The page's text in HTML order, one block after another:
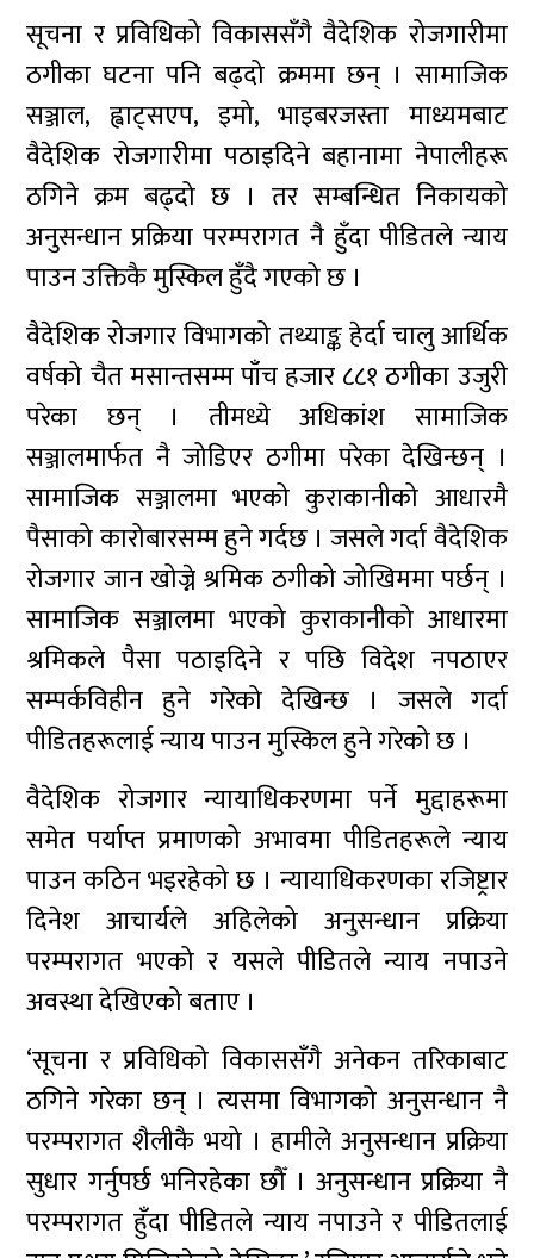
सूचना र प्रविधिको विकाससँगै वैदेशिक रोजगारीमा
ठगीका घटना पनि बढ्दो क्रममा छन् । सामाजिक
सञ्जाल, ह्वाट्सएप, इमो, भाइबरजस्ता माध्यमबाट
वैदेशिक रोजगारीमा पठाइदिने बहानामा नेपालीहरू
ठगिने क्रम बढ्दो छ । तर सम्बन्धित निकायको
अनुसन्धान प्रक्रिया परम्परागत नै हुँदा पीडितले न्याय
पाउन उक्तिकै मुस्किल हुँदै गएको छ ।
वैदेशिक रोजगार विभागको तथ्याङ्क हेर्दा चालु आर्थिक
वर्षको चैत मसान्तसम्म पाँच हजार ८८१ ठगीका उजुरी
परेका छन् । तीमध्ये अधिकांश सामाजिक
सञ्जालमार्फत नै जोडिएर ठगीमा परेका देखिन्छन् ।
सामाजिक सञ्जालमा भएको कुराकानीको आधारमै
पैसाको कारोबारसम्म हुने गर्दछ । जसले गर्दा वैदेशिक
रोजगार जान खोज्ने श्रमिक ठगीको जोखिममा पर्छन् ।
सामाजिक सञ्जालमा भएको कुराकानीको आधारमा
श्रमिकले पैसा पठाइदिने र पछि विदेश नपठाएर
सम्पर्कविहीन हुने गरेको देखिन्छ । जसले गर्दा
पीडितहरूलाई न्याय पाउन मुस्किल हुने गरेको छ ।
वैदेशिक रोजगार न्यायाधिकरणमा पर्ने मुद्दाहरूमा
समेत पर्याप्त प्रमाणको अभावमा पीडितहरूले न्याय
पाउन कठिन भइरहेको छ । न्यायाधिकरणका रजिष्ट्रार
दिनेश आचार्यले अहिलेको अनुसन्धान प्रक्रिया
परम्परागत भएको र यसले पीडितले न्याय नपाउने
अवस्था देखिएको बताए ।
‘सूचना र प्रविधिको विकाससँगै अनेकन तरिकाबाट
ठगिने गरेका छन् । त्यसमा विभागको अनुसन्धान नै
परम्परागत शैलीकै भयो । हामीले अनुसन्धान प्रक्रिया
सुधार गर्नुपर्छ भनिरहेका छौँ । अनुसन्धान प्रक्रिया नै
परम्परागत हुँदा पीडितले न्याय नपाउने र पीडितलाई